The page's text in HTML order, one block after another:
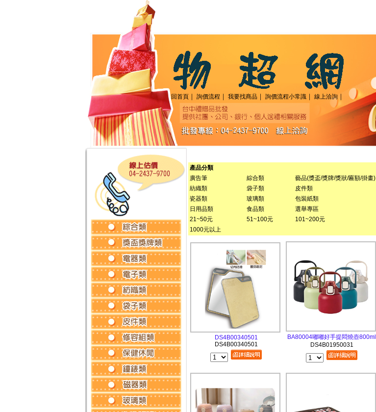
回首頁 ｜ 詢價流程 ｜ 我要找商品 ｜ 詢價流程小常識 ｜ 線上洽詢 ｜
產品分類
廣告筆
綜合類 藝品(獎盃/獎牌/獎狀/匾額/掛畫)
紡織類
袋子類 皮件類
瓷器類
玻璃類 包裝紙類
日用品類
食品類 選舉專區
21~50元
51~100元 101~200元
1000元以上
DS4B00340501
DS4B00340501
BA80004嘟嘟好手提悶燒壺800ml
DS4B01950031